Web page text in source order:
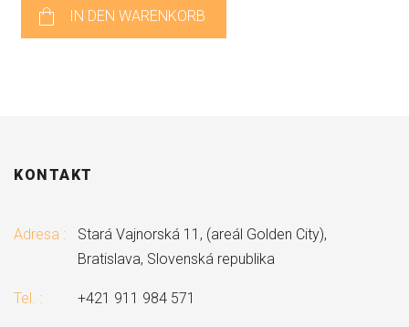
IN DEN WARENKORB
KONTAKT
Adresa :
Stará Vajnorská 11, (areál Golden City),
Bratislava, Slovenská republika
Tel. : +421 911 984 571